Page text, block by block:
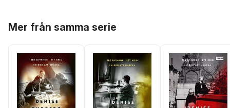
Mer från samma serie